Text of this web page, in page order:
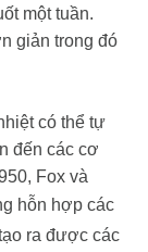
một tuần.
giản trong đó
có thể tự
đến các cơ
Fox và
hỗn hợp các
ra được các